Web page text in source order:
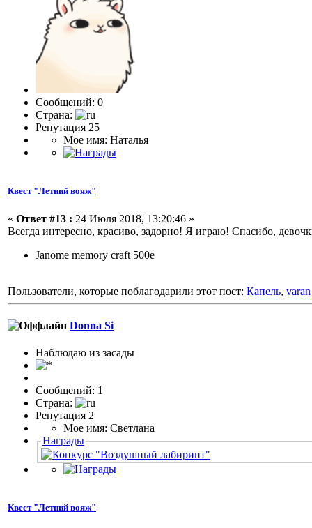
Сообщений: 0
Страна:
Репутация 25
Мое имя: Наталья
Квест "Летний вояж"
« Ответ #13 : 24 Июля 2018, 13:20:46 »
Всегда интересно, красиво, задорно! Я играю! Спасибо,
Janome memory craft 500e
Пользователи, которые поблагодарили этот пост: Капель, varan
Donna Si
Наблюдаю из засады
Сообщений: 1
Страна:
Репутация 2
Мое имя: Светлана
Награды
Квест "Летний вояж"